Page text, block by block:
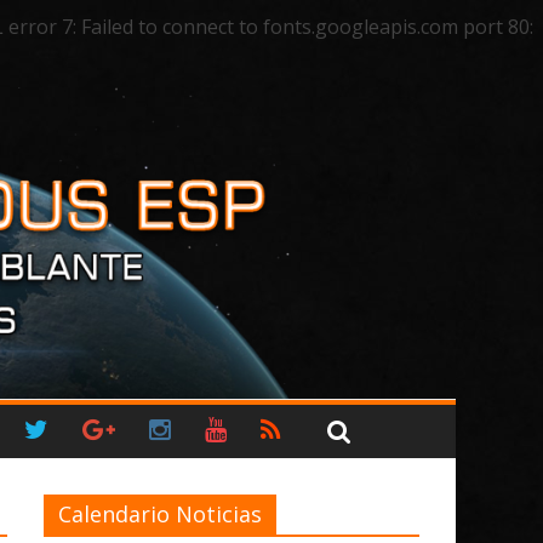
7: Failed to connect to fonts.googleapis.com port 80:
Calendario Noticias